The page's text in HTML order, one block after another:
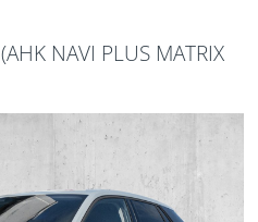
NAVI PLUS MATRIX